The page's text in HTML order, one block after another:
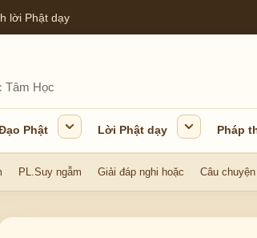
lời Phật dạy
Tâm Học
Phật Lời Phật dạy Pháp
PL.Suy ngẫm Giải đáp nghi hoặc Câu